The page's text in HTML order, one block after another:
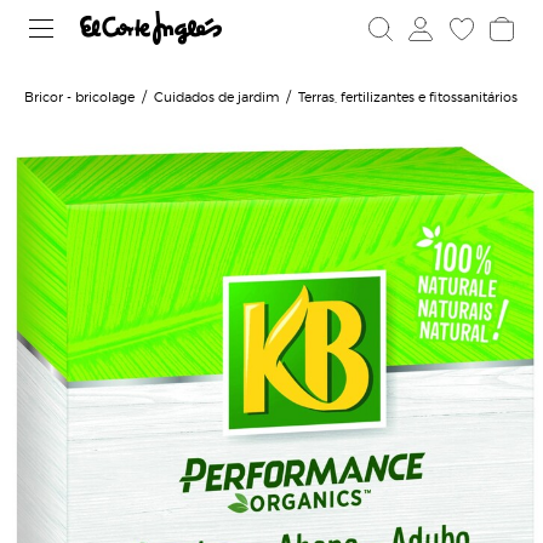
Bricor - bricolage Cuidados de jardim Terras, fertilizantes e fitossanitários